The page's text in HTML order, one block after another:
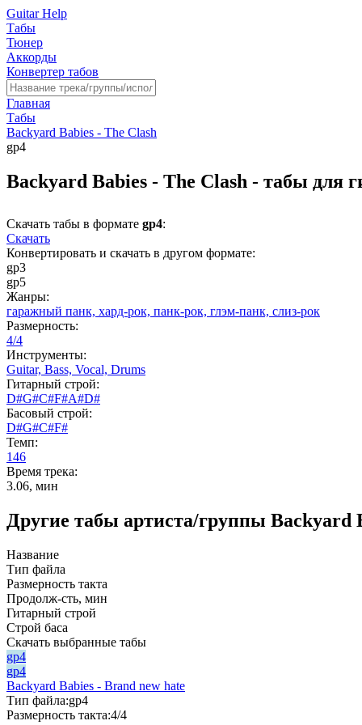
Guitar Help
Табы
Тюнер
Аккорды
Конвертер табов
Главная
Табы
Backyard Babies - The Clash
gp4
Backyard Babies - The Clash - табы для
Скачать табы в формате gp4:
Скачать
Конвертировать и скачать в другом формате:
gp3
gp5
Жанры:
гаражный панк, хард-рок, панк-рок, глэм-панк, слиз-рок
Размерность:
4/4
Инструменты:
Guitar, Bass, Vocal, Drums
Гитарный строй:
D#G#C#F#A#D#
Басовый строй:
D#G#C#F#
Темп:
146
Время трека:
3.06, мин
Другие табы артиста/группы Backyard
Название
Тип файла
Размерность такта
Продолж-сть, мин
Гитарный строй
Строй баса
Скачать выбранные табы
gp4
gp4
Backyard Babies - Brand new hate
Тип файла:gp4
Размерность такта:4/4